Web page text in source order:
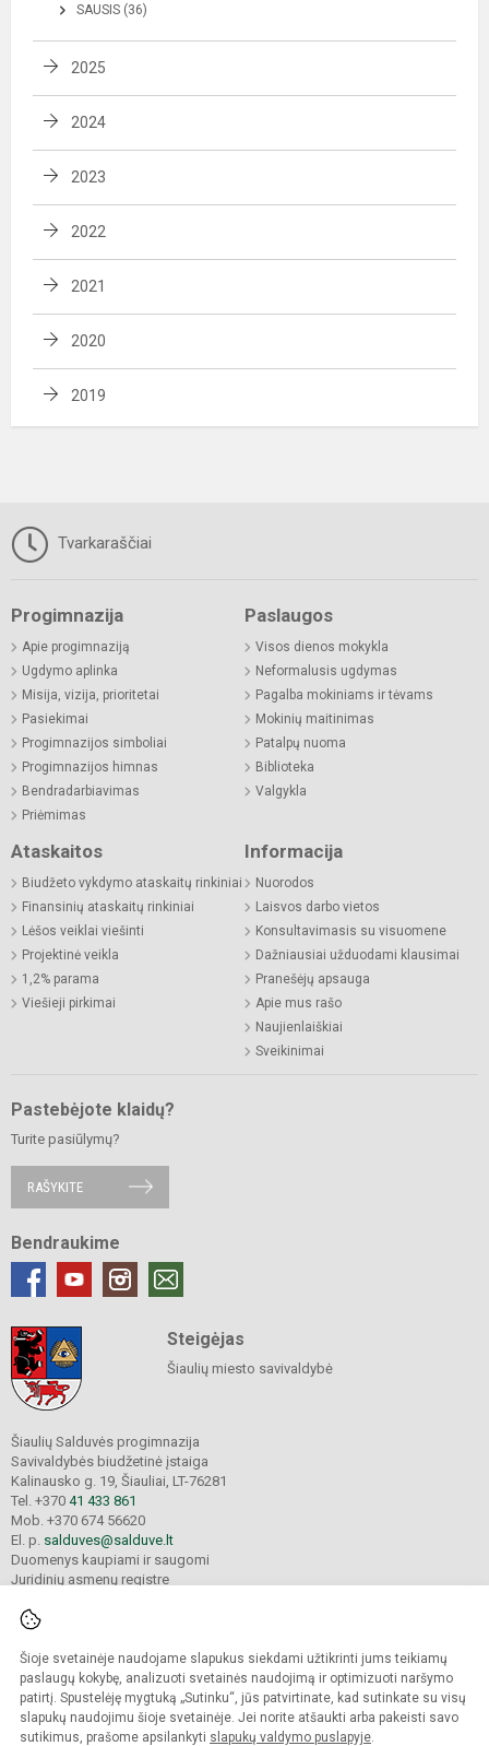
Šioje svetainėje naudojame slapukus siekdami užtikrinti jums teikiamų
paslaugų kokybę, analizuoti svetainės naudojimą ir optimizuoti naršymo
patirtį. Spustelėję mygtuką „Sutinku“, jūs patvirtinate, kad sutinkate su visų
slapukų naudojimu šioje svetainėje. Jei norite atšaukti arba pakeisti savo
sutikimus, prašome apsilankyti slapukų valdymo puslapyje.
SAUSIS (36)
2025
2024
2023
2022
2021
2020
2019
Tvarkaraščiai
Progimnazija
Apie progimnaziją
Ugdymo aplinka
Misija, vizija, prioritetai
Pasiekimai
Progimnazijos simboliai
Progimnazijos himnas
Bendradarbiavimas
Priėmimas
Paslaugos
Visos dienos mokykla
Neformalusis ugdymas
Pagalba mokiniams ir tėvams
Mokinių maitinimas
Patalpų nuoma
Biblioteka
Valgykla
Ataskaitos
Biudžeto vykdymo ataskaitų rinkiniai
Finansinių ataskaitų rinkiniai
Lėšos veiklai viešinti
Projektinė veikla
1,2% parama
Viešieji pirkimai
Informacija
Nuorodos
Laisvos darbo vietos
Konsultavimasis su visuomene
Dažniausiai užduodami klausimai
Pranešėjų apsauga
Apie mus rašo
Naujienlaiškiai
Sveikinimai
Pastebėjote klaidų?
Turite pasiūlymų?
RAŠYKITE
Bendraukime
Steigėjas
Šiaulių miesto savivaldybė
Šiaulių Salduvės progimnazija
Savivaldybės biudžetinė įstaiga
Kalinausko g. 19, Šiauliai, LT-76281
Tel. +370 41 433 861
Mob. +370 674 56620
El. p. salduves@salduve.lt
Duomenys kaupiami ir saugomi
Juridinių asmenų registre
© 2026. Šiaulių Salduvės progimnazija. Visos teisės saugomos.
Kopijuoti turinį be raštiško įstaigos administracijos sutikimo griežtai draudžiama.